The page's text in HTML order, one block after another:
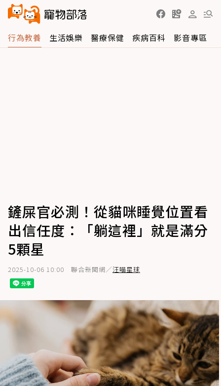
行為教養 生活娛樂 醫療保健 疾病百科 影音專區
鏟屎官必測！從貓咪睡覺位置看
出信任度：「躺這裡」就是滿分
5顆星
2025-10-06 10:00 聯合新聞網／汪喵星球